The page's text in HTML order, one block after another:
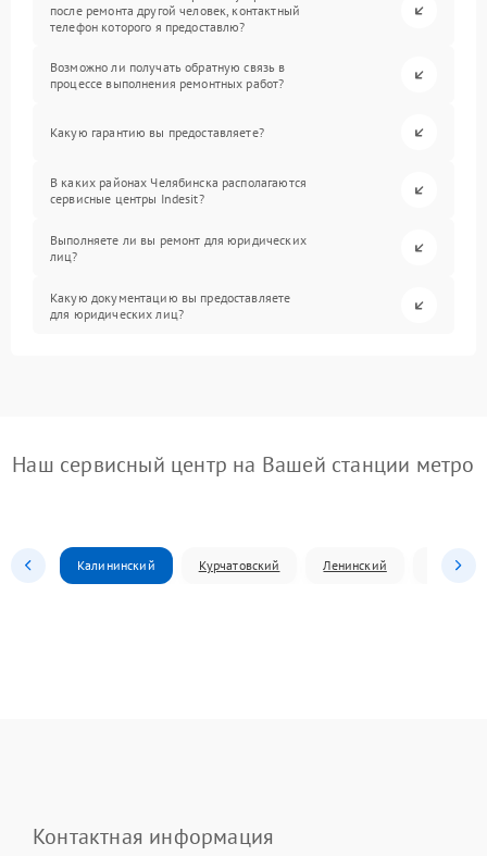
после ремонта другой человек, контактный
телефон которого я предоставлю?
Возможно ли получать обратную связь в
процессе выполнения ремонтных работ?
Какую гарантию вы предоставляете?
В каких районах Челябинска располагаются
сервисные центры Indesit?
Выполняете ли вы ремонт для юридических
лиц?
Какую документацию вы предоставляете
для юридических лиц?
Наш сервисный центр на Вашей станции метро
Калининский Курчатовский Ленинский
Контактная информация